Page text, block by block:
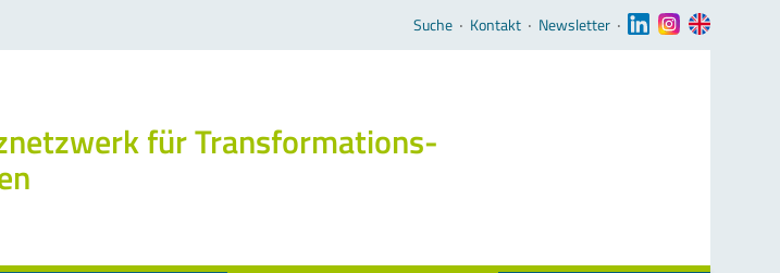
Navigation überspringen
Suche ‧ Kontakt ‧ Newsletter ‧
für Transformations­